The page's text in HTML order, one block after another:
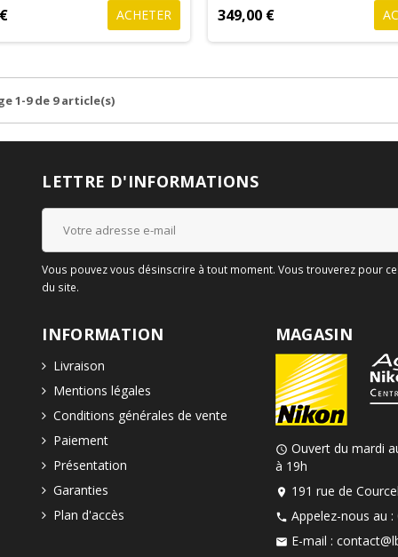
ACHETER 349,00 €
1-9 de 9 article(s)
LETTRE D'INFORMATIONS
Vous pouvez vous désinscrire à tout moment. Vous trouverez pour
du site.
INFORMATION
Livraison
Mentions légales
Conditions générales de vente
Paiement
Présentation
Garanties
Plan d'accès
MAGASIN
schedule Ouvert du mardi
à 19h
location_on 191 rue de
phone Appelez-nous au :
mail E-mail :